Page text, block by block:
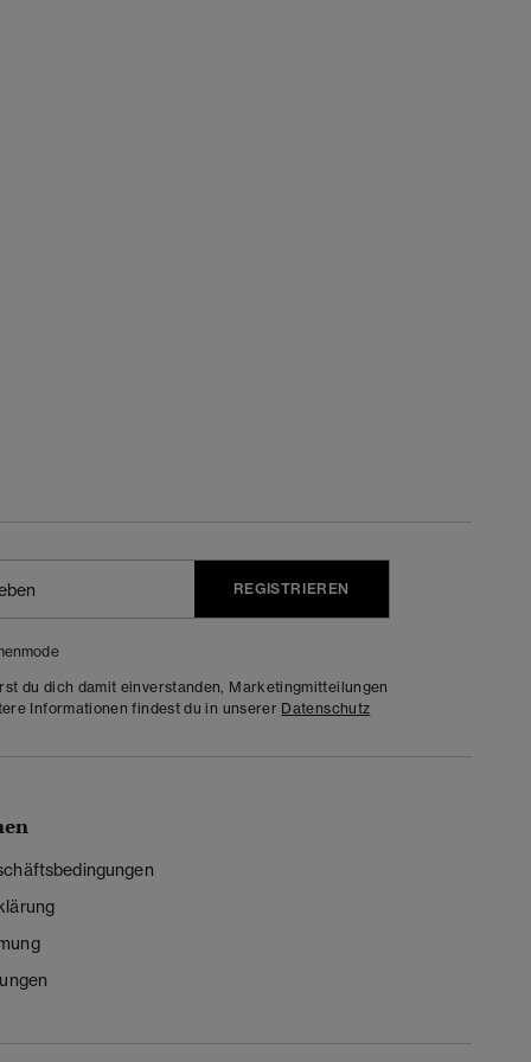
REGISTRIEREN
du dich damit einverstanden, Marketingmitteilungen
Informationen findest du in unserer Datenschutz